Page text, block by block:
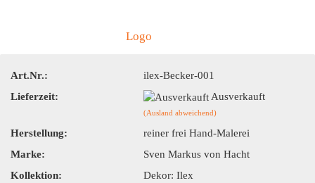
Art.Nr.:
ilex-Becker-001
Lieferzeit:
Ausverkauft
(Ausland abweichend)
Herstellung:
reiner frei Hand-Malerei
Marke:
Sven Markus von Hacht
Kollektion:
Dekor: Ilex